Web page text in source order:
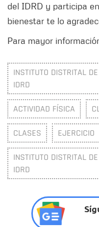
del IDRD y participa
bienestar te lo
Para mayor
INSTITUTO DISTRITAL
IDRD
ACTIVIDAD FÍSICA
CLASES EJERCICIO
INSTITUTO DISTRITAL
IDRD